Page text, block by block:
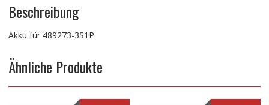
Beschreibung
Akku für 489273-3S1P
Ähnliche Produkte